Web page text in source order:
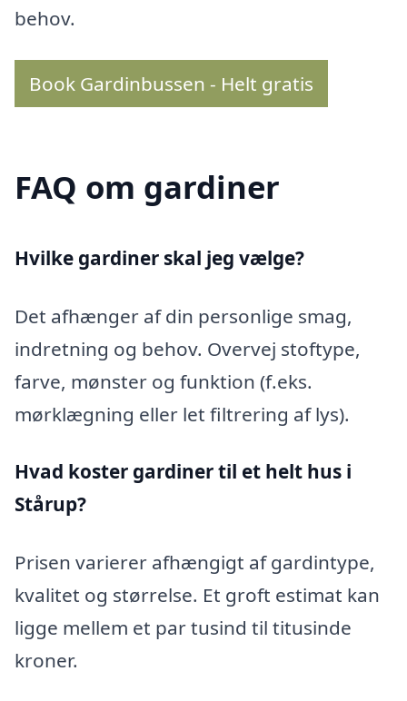
behov.
Book Gardinbussen - Helt gratis
FAQ om gardiner
Hvilke gardiner skal jeg vælge?
Det afhænger af din personlige smag,
indretning og behov. Overvej stoftype,
farve, mønster og funktion (f.eks.
mørklægning eller let filtrering af lys).
Hvad koster gardiner til et helt hus i
Stårup?
Prisen varierer afhængigt af gardintype,
kvalitet og størrelse. Et groft estimat kan
ligge mellem et par tusind til titusinde
kroner.